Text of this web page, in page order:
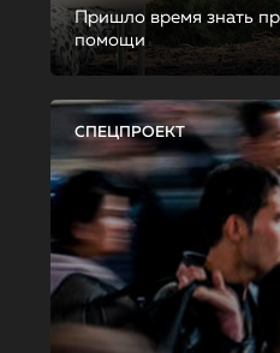
Пришло время знать
помощи
СПЕЦПРОЕКТ